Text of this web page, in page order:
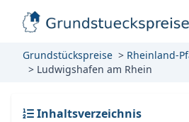
Grundstückspreise
Rheinland-
Ludwigshafen am Rhein
Inhaltsverzeichnis